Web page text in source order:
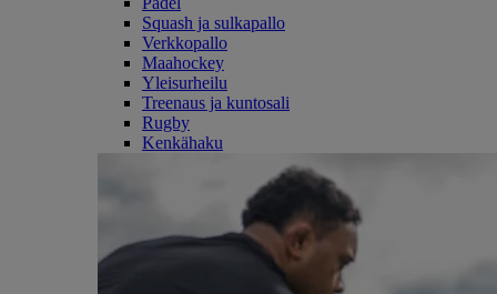
Squash ja sulkapallo
Verkkopallo
Maahockey
Yleisurheilu
Treenaus ja kuntosali
Rugby
Kenkähaku